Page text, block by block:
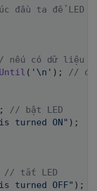
đầu ta để LED
nếu có dữ liệu
( '\n' ) ; //
;
// bật LED
turned ON" ) ;
// tắt LED
turned OFF" ) ;